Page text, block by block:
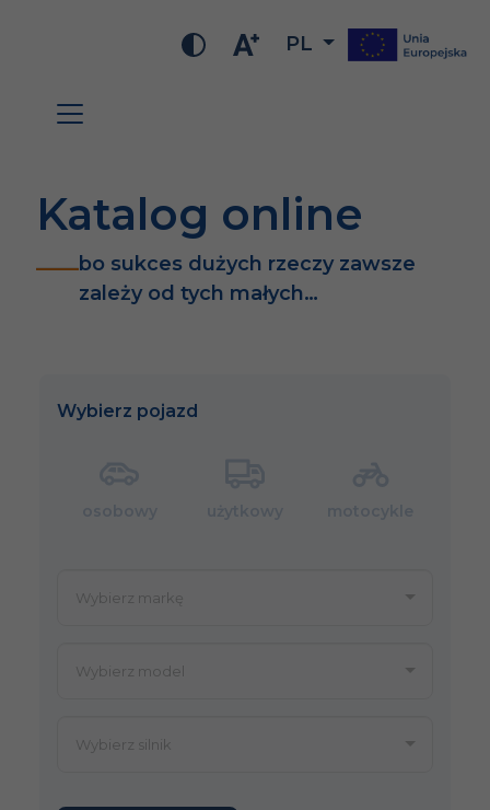
PL
Katalog online
bo sukces dużych rzeczy zawsze
zależy od tych małych…
Wybierz pojazd